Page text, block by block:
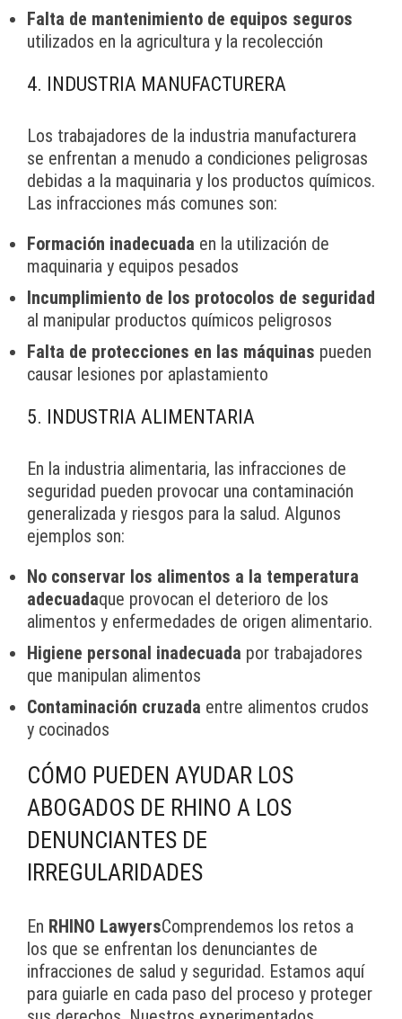
Falta de mantenimiento de equipos seguros
utilizados en la agricultura y la recolección
4. INDUSTRIA MANUFACTURERA
Los trabajadores de la industria manufacturera
se enfrentan a menudo a condiciones peligrosas
debidas a la maquinaria y los productos químicos.
Las infracciones más comunes son:
Formación inadecuada en la utilización de
maquinaria y equipos pesados
Incumplimiento de los protocolos de seguridad
al manipular productos químicos peligrosos
Falta de protecciones en las máquinas pueden
causar lesiones por aplastamiento
5. INDUSTRIA ALIMENTARIA
En la industria alimentaria, las infracciones de
seguridad pueden provocar una contaminación
generalizada y riesgos para la salud. Algunos
ejemplos son:
No conservar los alimentos a la temperatura
adecuadaque provocan el deterioro de los
alimentos y enfermedades de origen alimentario.
Higiene personal inadecuada por trabajadores
que manipulan alimentos
Contaminación cruzada entre alimentos crudos
y cocinados
CÓMO PUEDEN AYUDAR LOS
ABOGADOS DE RHINO A LOS
DENUNCIANTES DE
IRREGULARIDADES
En RHINO LawyersComprendemos los retos a
los que se enfrentan los denunciantes de
infracciones de salud y seguridad. Estamos aquí
para guiarle en cada paso del proceso y proteger